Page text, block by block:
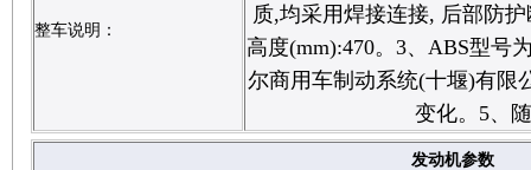
整车说明：
质,均采用焊接连接, 后部防
高度(mm):470。3、ABS型号
尔商用车制动系统(十堰)有限
变化。5、
发动机参数